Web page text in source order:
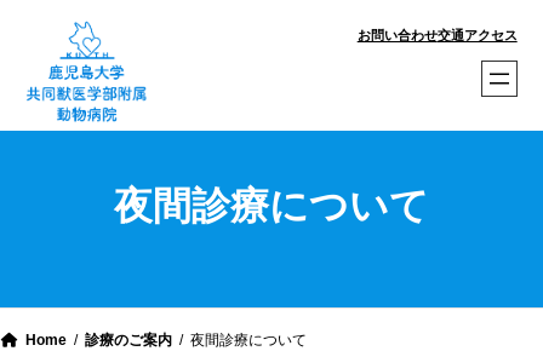
お問い合わせ交通アクセス
夜間診療について
Home 診療のご案内 夜間診療について